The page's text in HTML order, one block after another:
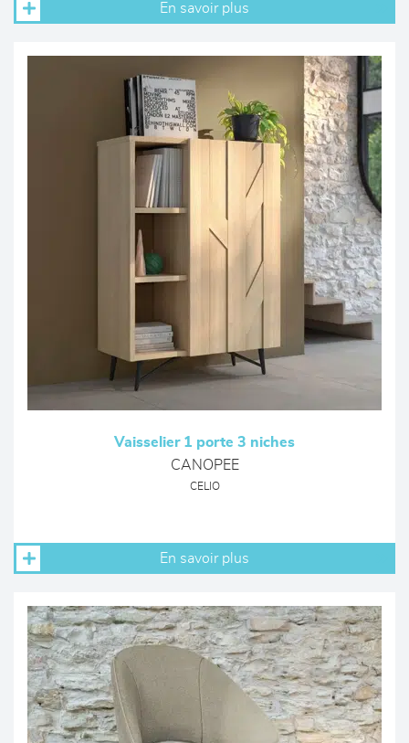
En savoir plus
Vaisselier 1 porte 3 niches
CANOPEE
CELIO
En savoir plus